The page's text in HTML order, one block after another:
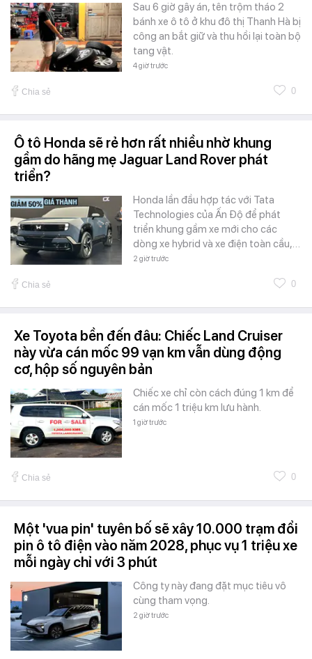
Sau 6 giờ gây án, tên trộm tháo 2
bánh xe ô tô ở khu đô thị Thanh Hà bị
công an bắt giữ và thu hồi lại toàn bộ
tang vật.
4 giờ trước
Chia sẻ 0
Ô tô Honda sẽ rẻ hơn rất nhiều nhờ khung
gầm do hãng mẹ Jaguar Land Rover phát
triển?
Honda lần đầu hợp tác với Tata
Technologies của Ấn Độ để phát
triển khung gầm xe mới cho các
dòng xe hybrid và xe điện toàn cầu,…
2 giờ trước
Chia sẻ 0
Xe Toyota bền đến đâu: Chiếc Land Cruiser
này vừa cán mốc 99 vạn km vẫn dùng động
cơ, hộp số nguyên bản
Chiếc xe chỉ còn cách đúng 1 km để
cán mốc 1 triệu km lưu hành.
1 giờ trước
Chia sẻ 0
Một 'vua pin' tuyên bố sẽ xây 10.000 trạm đổi
pin ô tô điện vào năm 2028, phục vụ 1 triệu xe
mỗi ngày chỉ với 3 phút
Công ty này đang đặt mục tiêu vô
cùng tham vọng.
2 giờ trước